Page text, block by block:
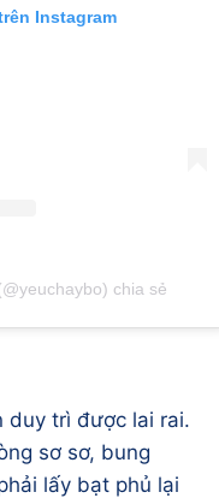
Instagram
chia sẻ
duy trì được lai rai.
sơ sơ, bung
lấy bạt phủ lại